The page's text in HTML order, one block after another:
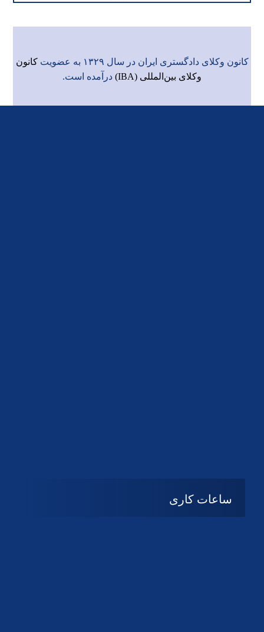
کانون وکلای دادگستری ایران در سال ۱۳۲۹ به عضویت
کانون
وکلای بین‌المللی (IBA)
درآمده است.
ساعات کاری